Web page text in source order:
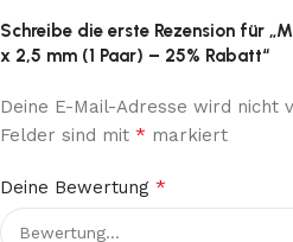
Schreibe die erste Rezension für
x 2,5 mm (1 Paar) – 25% Rabatt“
Deine E-Mail-Adresse wird nicht
Felder sind mit * markiert
Deine Bewertung *